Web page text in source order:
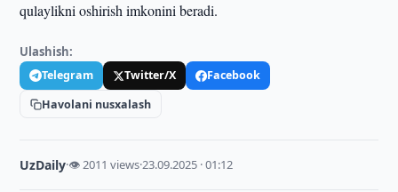
qulaylikni oshirish imkonini beradi.
Ulashish:
Telegram Twitter/X
Facebook
Havolani nusxalash
UzDaily·👁 2011 views·23.09.2025 · 01:12